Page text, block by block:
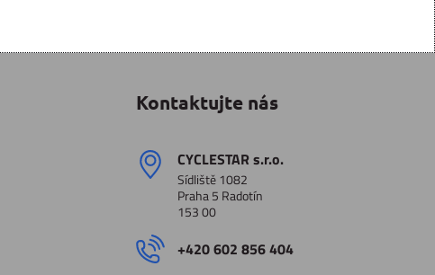
Kontaktujte nás
CYCLESTAR s​.r​.o​.
Sídliště 1082
Praha 5 Radotín
153 00
+420 602 856 404